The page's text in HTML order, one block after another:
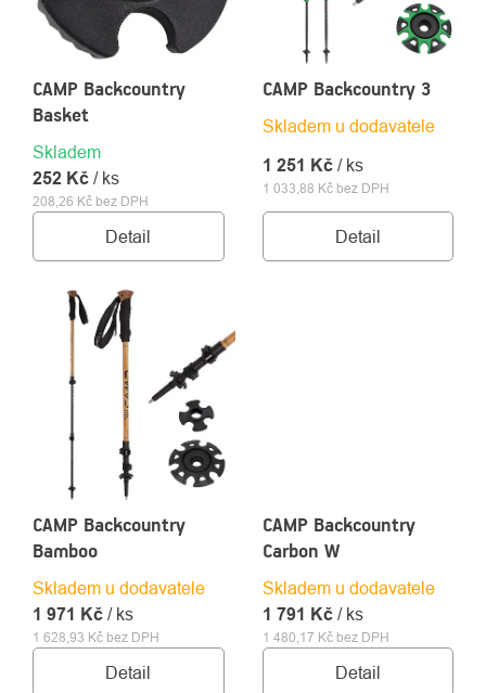
CAMP Backcountry
Basket
Skladem
208,26 Kč bez DPH
252 Kč / ks
Detail
CAMP Backcountry 3
Skladem u dodavatele
1 033,88 Kč bez DPH
1 251 Kč / ks
Detail
CAMP Backcountry
Bamboo
Skladem u dodavatele
1 628,93 Kč bez DPH
1 971 Kč / ks
Detail
CAMP Backcountry
Carbon W
Skladem u dodavatele
1 480,17 Kč bez DPH
1 791 Kč / ks
Detail